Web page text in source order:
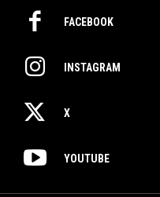
FACEBOOK
INSTAGRAM
X
YOUTUBE